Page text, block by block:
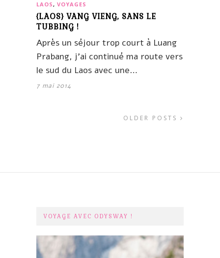
LAOS, VOYAGES
{LAOS} VANG VIENG, SANS LE
TUBBING !
Après un séjour trop court à Luang
Prabang, j’ai continué ma route vers
le sud du Laos avec une…
7 mai 2014
OLDER POSTS
VOYAGE AVEC ODYSWAY !